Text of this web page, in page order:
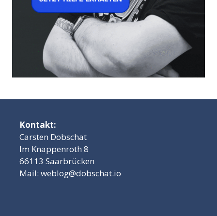
Kontakt:
Carsten Dobschat
Im Knappenroth 8
66113 Saarbrücken
Mail: weblog@dobschat.io